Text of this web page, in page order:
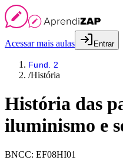
Acessar mais aulas Entrar
Fund. 2
/História
História das
iluminismo e
BNCC: EF08HI01